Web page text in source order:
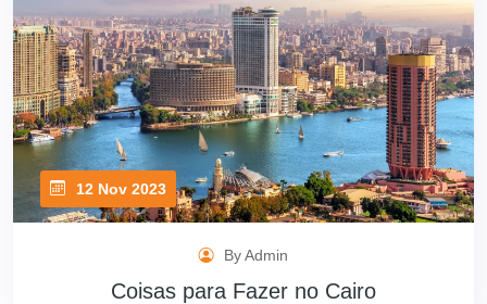
12 Nov 2023
By Admin
Coisas para Fazer no Cairo